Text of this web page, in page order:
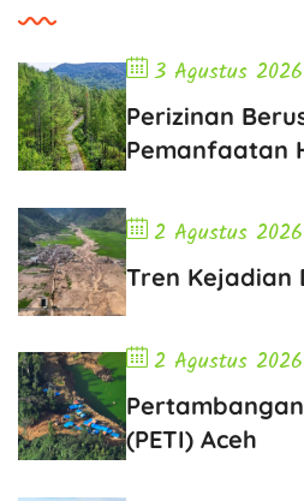
3 Agustus 2026
Perizinan
Pemanfaatan
2 Agustus 2026
Tren Kejadian
2 Agustus 2026
(PETI) Aceh